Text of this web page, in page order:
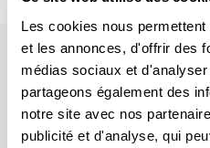
Les cookies nous
et les annonces, d'offrir des
médias sociaux et
partageons également des
notre site avec nos
publicité et d'analyse, qui